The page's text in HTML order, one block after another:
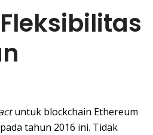
Fleksibilitas
untuk blockchain Ethereum
tahun 2016 ini. Tidak